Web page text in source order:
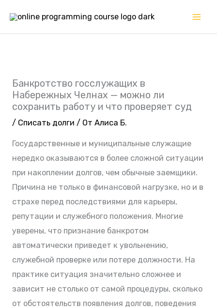
содержимому
Банкротство госслужащих в
Набережных Челнах — можно ли
сохранить работу и что проверяет суд
/ Списать долги / ОтАлиса Б.
Государственные и муниципальные служащие
нередко оказываются в более сложной ситуации
при накоплении долгов, чем обычные заемщики.
Причина не только в финансовой нагрузке, но и в
страхе перед последствиями для карьеры,
репутации и служебного положения. Многие
уверены, что признание банкротом
автоматически приведет к увольнению,
служебной проверке или потере должности. На
практике ситуация значительно сложнее и
зависит не столько от самой процедуры, сколько
от обстоятельств появления долгов, поведения